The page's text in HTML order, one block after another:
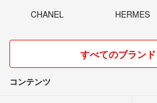
CHANEL HERMES
すべてのブラン
コンテンツ